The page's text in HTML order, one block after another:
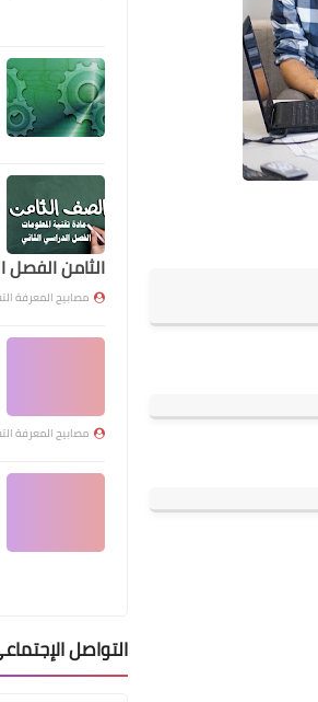
الثامن الفصل
مصابيح المعرفة
مصابيح المعرفة
التواصل